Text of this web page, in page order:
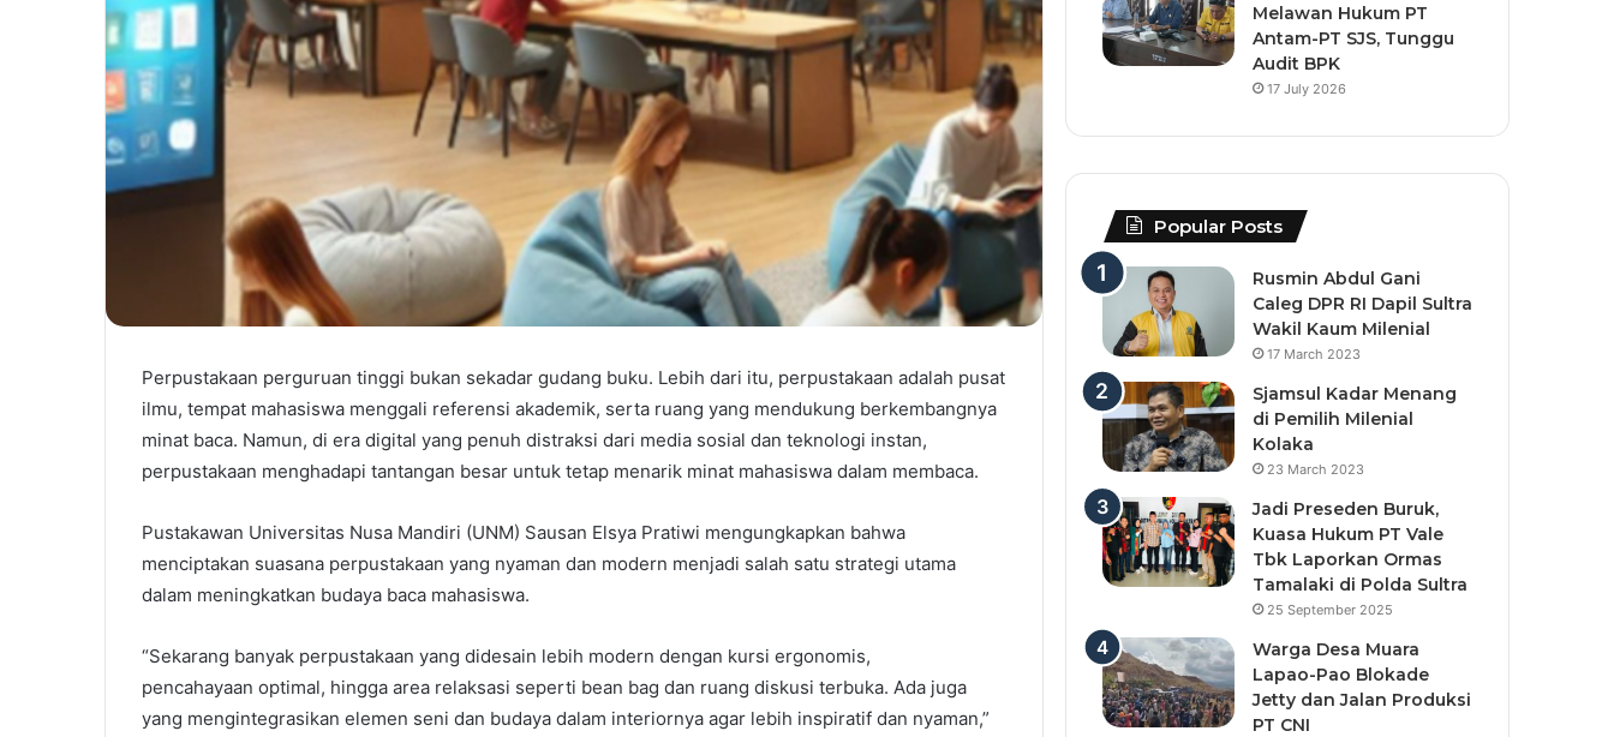
Perpustakaan perguruan tinggi bukan sekadar gudang buku. Lebih dari itu, perpustakaan adalah pusat
ilmu, tempat mahasiswa menggali referensi akademik, serta ruang yang mendukung berkembangnya
minat baca. Namun, di era digital yang penuh distraksi dari media sosial dan teknologi instan,
perpustakaan menghadapi tantangan besar untuk tetap menarik minat mahasiswa dalam membaca.
Pustakawan Universitas Nusa Mandiri (UNM) Sausan Elsya Pratiwi mengungkapkan bahwa
menciptakan suasana perpustakaan yang nyaman dan modern menjadi salah satu strategi utama
dalam meningkatkan budaya baca mahasiswa.
“Sekarang banyak perpustakaan yang didesain lebih modern dengan kursi ergonomis,
pencahayaan optimal, hingga area relaksasi seperti bean bag dan ruang diskusi terbuka. Ada juga
yang mengintegrasikan elemen seni dan budaya dalam interiornya agar lebih inspiratif dan nyaman,”
Melawan Hukum PT
Antam-PT SJS, Tunggu
Audit BPK
17 July 2026
Popular Posts
Rusmin Abdul Gani
Caleg DPR RI Dapil Sultra
Wakil Kaum Milenial
17 March 2023
Sjamsul Kadar Menang
di Pemilih Milenial
Kolaka
23 March 2023
Jadi Preseden Buruk,
Kuasa Hukum PT Vale
Tbk Laporkan Ormas
Tamalaki di Polda Sultra
25 September 2025
Warga Desa Muara
Lapao-Pao Blokade
Jetty dan Jalan Produksi
PT CNI